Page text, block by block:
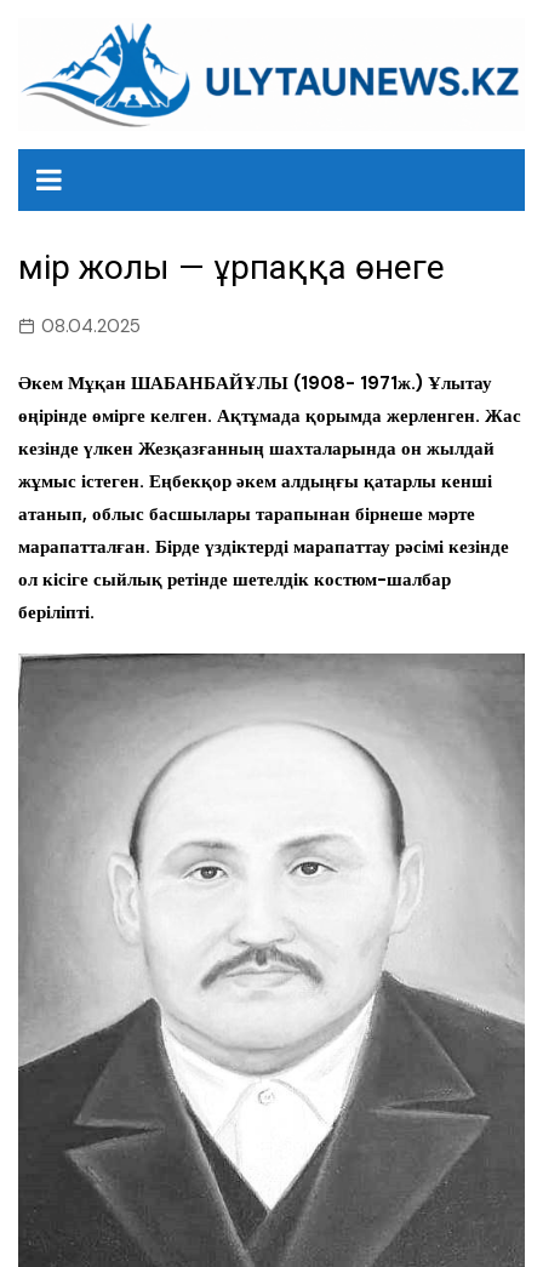
содержанию
Өмір жолы — ұрпаққа өнеге
08.04.2025
Әкем Мұқан ШАБАНБАЙҰЛЫ (1908- 1971ж.) Ұлытау
өңірінде өмірге келген. Ақтұмада қорымда жерленген. Жас
кезінде үлкен Жезқазғанның шахталарында он жылдай
жұмыс істеген. Еңбекқор әкем алдыңғы қатарлы кенші
атанып, облыс басшылары тарапынан бірнеше мәрте
марапатталған. Бірде үздіктерді марапаттау рәсімі кезінде
ол кісіге сыйлық ретінде шетелдік костюм-шалбар
беріліпті.